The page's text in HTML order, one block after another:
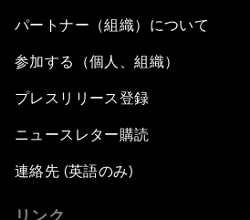
パートナー（組織）について
参加する（個人、組織）
プレスリリース登録
ニュースレター購読
連絡先 (英語のみ)
リンク